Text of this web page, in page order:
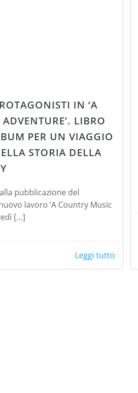
IN ‘A
LIBRO
PER UN VIAGGIO
STORIA DELLA
pubblicazione del
lavoro ‘A Country Music
[…]
Leggi tutto